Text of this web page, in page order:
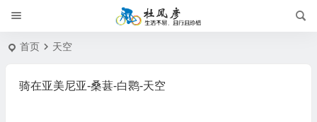
首页 天空
骑在亚美尼亚-桑葚-白鹮-天空